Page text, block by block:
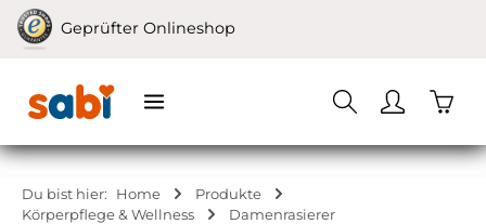
Zum Hauptinhalt springen
Geprüfter Onlineshop
Du bist hier: Home
Produkte
Körperpflege & Wellness
Damenrasierer